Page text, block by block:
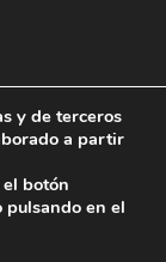
de Cookies|
y de terceros
a partir
botón
pulsando en el